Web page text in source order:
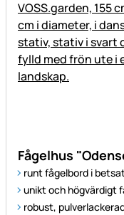
Fågelhus
runt fågelbord i
unikt och högvärdigt
robust,